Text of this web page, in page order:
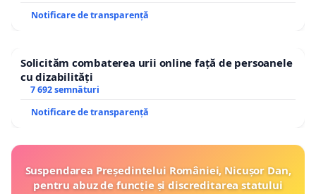
Notificare de transparență
Solicităm combaterea urii online față de persoanele
cu dizabilități
7 692 semnături
Notificare de transparență
Suspendarea Președintelui României, Nicușor Dan,
pentru abuz de funcție și discreditarea statului